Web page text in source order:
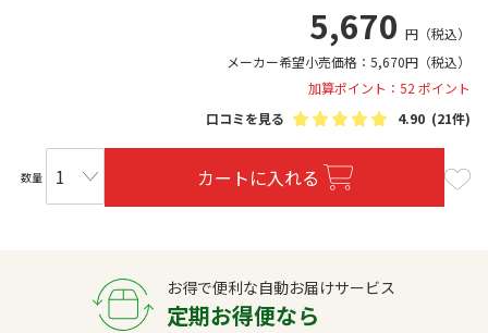
5,670 円 （税込）
メーカー希望小売価格： 5,670円 （税込）
加算ポイント：52 ポイント
口コミを見る
4.90 (21件)
数量 カートに入れる
お得で便利な自動お届けサービス
定期お得便なら